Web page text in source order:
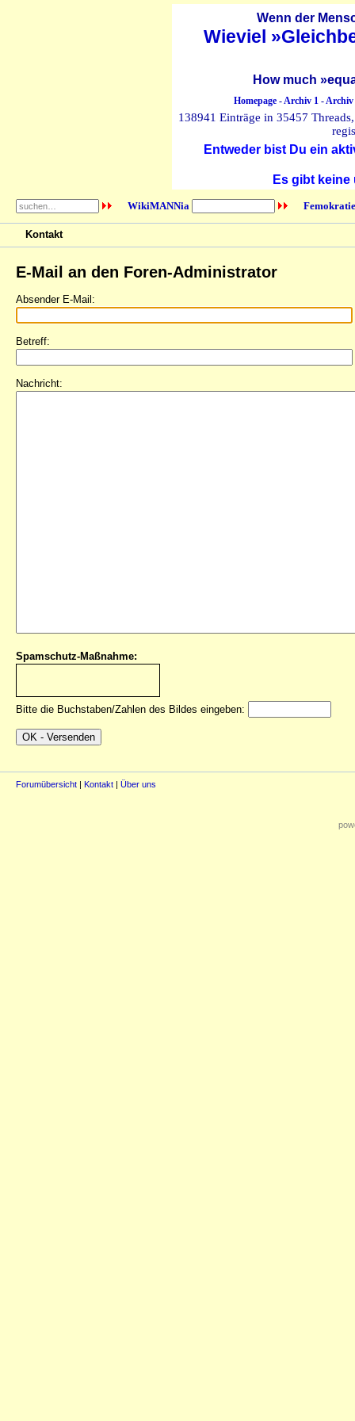
Wenn der
Wieviel
How much
Homepage-Archiv 1-Archiv
138941 Einträge in 35457
Entweder bist Du ein
Es gibt
WikiMANNia
Kontakt
E-Mail an den Foren-Administrator
Absender E-Mail:
Betreff:
Nachricht:
Spamschutz-Maßnahme:
Bitte die Buchstaben/Zahlen des Bildes eingeben:
Forumübersicht | Kontakt | Über uns